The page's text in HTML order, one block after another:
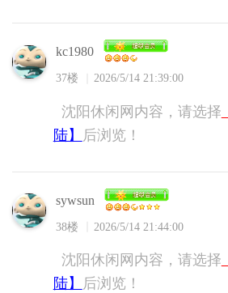
kc1980
37楼 2026/5/14 21:39:00
沈阳休闲网内容，请选择
陆】
后浏览！
sywsun
38楼 2026/5/14 21:44:00
沈阳休闲网内容，请选择
陆】
后浏览！